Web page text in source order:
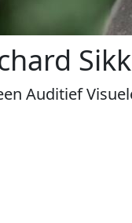
S
AuditiefV